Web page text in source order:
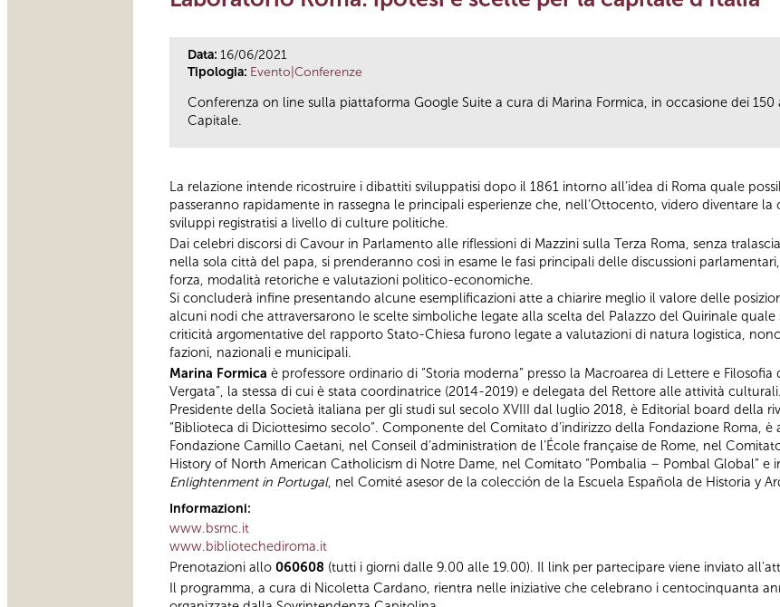
Data: 16/06/2021
Tipologia: Evento|Conferenze
Conferenza on line sulla piattaforma Google Suite a cura di Marina Formica, in occasione dei
Capitale.
La relazione intende ricostruire i dibattiti sviluppatisi dopo il 1861 intorno all’idea di Roma quale
passeranno rapidamente in rassegna le principali esperienze che, nell’Ottocento, videro diventare
sviluppi registratisi a livello di culture politiche.
Dai celebri discorsi di Cavour in Parlamento alle riflessioni di Mazzini sulla Terza Roma, senza
nella sola città del papa, si prenderanno così in esame le fasi principali delle discussioni
forza, modalità retoriche e valutazioni politico-economiche.
Si concluderà infine presentando alcune esemplificazioni atte a chiarire meglio il valore delle
alcuni nodi che attraversarono le scelte simboliche legate alla scelta del Palazzo del Quirinale
criticità argomentative del rapporto Stato-Chiesa furono legate a valutazioni di natura logistica,
fazioni, nazionali e municipali.
Marina Formica è professore ordinario di “Storia moderna” presso la Macroarea di Lettere e Filosofia
Vergata”, la stessa di cui è stata coordinatrice (2014-2019) e delegata del Rettore alle attività culturali.
Presidente della Società italiana per gli studi sul secolo XVIII dal luglio 2018, è Editorial board della
“Biblioteca di Diciottesimo secolo”. Componente del Comitato d’indirizzo della Fondazione Roma,
Fondazione Camillo Caetani, nel Conseil d’administration de l’École française de Rome, nel
History of North American Catholicism di Notre Dame, nel Comitato “Pombalia – Pombal Global” e
Enlightenment in Portugal, nel Comité asesor de la colección de la Escuela Española de Historia y
Informazioni:
www.bsmc.it
www.bibliotechediroma.it
Prenotazioni allo 060608 (tutti i giorni dalle 9.00 alle 19.00). Il link per partecipare viene inviato
Il programma, a cura di Nicoletta Cardano, rientra nelle iniziative che celebrano i centocinquanta